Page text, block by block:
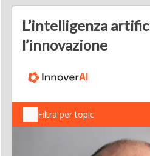
L’intelligenza
l’innovazione
Filtra per topic